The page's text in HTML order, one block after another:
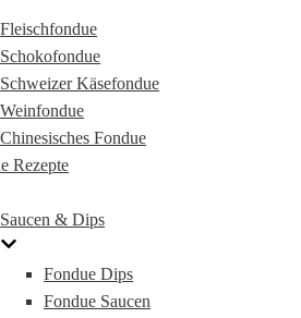
Fleischfondue
Schokofondue
Schweizer Käsefondue
Weinfondue
Chinesisches Fondue
Rezepte
Saucen & Dips
Fondue Dips
Fondue Saucen